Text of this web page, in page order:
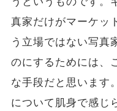
真家だけがマーケッ
う立場ではない写真
のにするためには、
な手段だと思います
について肌身で感じ